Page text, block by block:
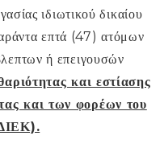
ιδιωτικού δικαίου
επτά (47) ατόμων
ή επειγουσών
και εστίασης
και των φορέων του